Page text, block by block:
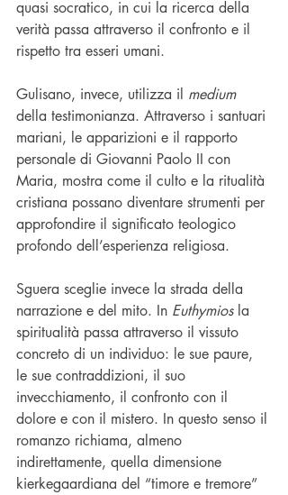
quasi socratico, in cui la ricerca della
verità passa attraverso il confronto e il
rispetto tra esseri umani.
Gulisano, invece, utilizza il medium
della testimonianza. Attraverso i santuari
mariani, le apparizioni e il rapporto
personale di Giovanni Paolo II con
Maria, mostra come il culto e la ritualità
cristiana possano diventare strumenti per
approfondire il significato teologico
profondo dell’esperienza religiosa.
Sguera sceglie invece la strada della
narrazione e del mito. In Euthymios la
spiritualità passa attraverso il vissuto
concreto di un individuo: le sue paure,
le sue contraddizioni, il suo
invecchiamento, il confronto con il
dolore e con il mistero. In questo senso il
romanzo richiama, almeno
indirettamente, quella dimensione
kierkegaardiana del “timore e tremore”